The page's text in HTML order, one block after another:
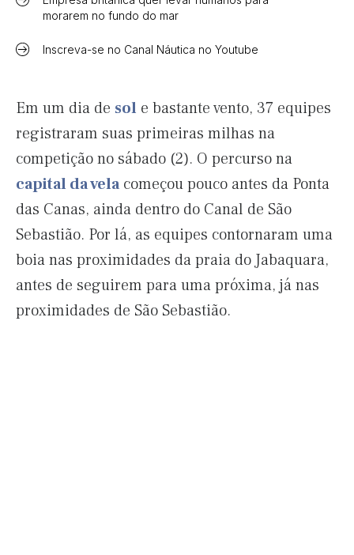
morarem no fundo do mar
Inscreva-se no Canal Náutica no Youtube
Em um dia de sol e bastante vento, 37 equipes
registraram suas primeiras milhas na
competição no sábado (2). O percurso na
capital da velacomeçou pouco antes da Ponta
das Canas, ainda dentro do Canal de São
Sebastião. Por lá, as equipes contornaram uma
boia nas proximidades da praia do Jabaquara,
antes de seguirem para uma próxima, já nas
proximidades de São Sebastião.